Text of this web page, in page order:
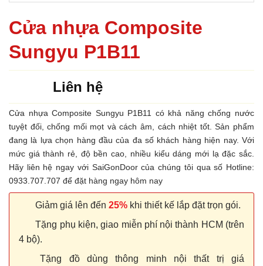
Cửa nhựa Composite
Sungyu P1B11
Liên hệ
Cửa nhựa Composite Sungyu P1B11 có khả năng chống nước
tuyệt đối, chống mối mọt và cách âm, cách nhiệt tốt. Sản phẩm
đang là lựa chọn hàng đầu của đa số khách hàng hiện nay. Với
mức giá thành rẻ, độ bền cao, nhiều kiểu dáng mới lạ đặc sắc.
Hãy liên hệ ngay với SaiGonDoor của chúng tôi qua số Hotline:
0933.707.707 để đặt hàng ngay hôm nay
Giảm giá lên đến 25% khi thiết kế lắp đặt trọn gói.
Tặng phụ kiện, giao miễn phí nội thành HCM (trên
4 bộ).
Tặng đồ dùng thông minh nội thất trị giá